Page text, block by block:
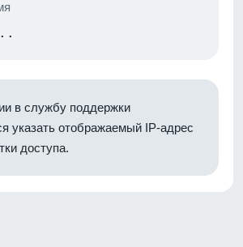
в службу поддержки
указать отображаемый IP-адрес
доступа.